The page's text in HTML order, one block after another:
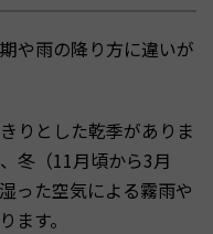
や雨の降り方に違いが
りとした乾季がありま
冬（11月頃から3月
った空気による霧雨や
ます。